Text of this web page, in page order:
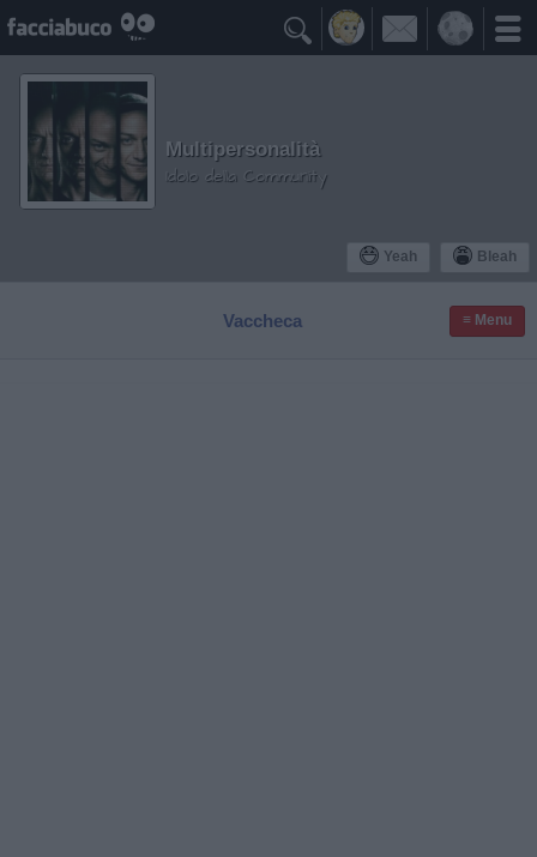

Yeah Bleah
Multipersonalità
Idolo della Community
Vaccheca ≡ Menu